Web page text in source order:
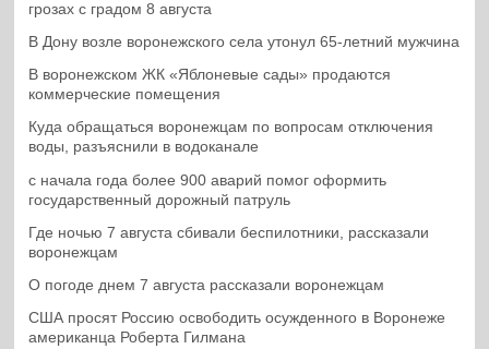
грозах с градом 8 августа
В Дону возле воронежского села утонул 65-летний мужчина
В воронежском ЖК «Яблоневые сады» продаются
коммерческие помещения
Куда обращаться воронежцам по вопросам отключения
воды, разъяснили в водоканале
с начала года более 900 аварий помог оформить
государственный дорожный патруль
Где ночью 7 августа сбивали беспилотники, рассказали
воронежцам
О погоде днем 7 августа рассказали воронежцам
США просят Россию освободить осужденного в Воронеже
американца Роберта Гилмана